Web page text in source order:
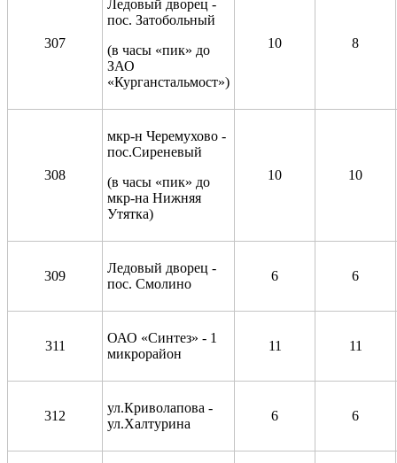
307
Ледовый дворец -
пос. Затобольный
(в часы «пик» до
ЗАО
«Курганстальмост»)
10 8
308
мкр-н Черемухово -
пос.Сиреневый
(в часы «пик» до
мкр-на Нижняя
Утятка)
10 10
309
Ледовый дворец -
пос. Смолино
6 6
311
ОАО «Синтез» - 1
микрорайон
11 11
312
ул.Криволапова -
ул.Халтурина
6 6